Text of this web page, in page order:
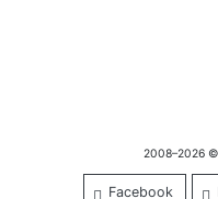
2008–2026 ©
Facebook